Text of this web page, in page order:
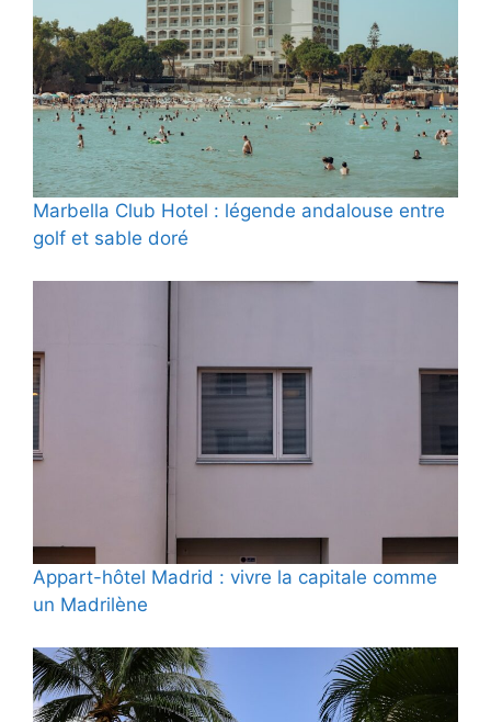
Marbella Club Hotel : légende andalouse entre
golf et sable doré
Appart-hôtel Madrid : vivre la capitale comme
un Madrilène